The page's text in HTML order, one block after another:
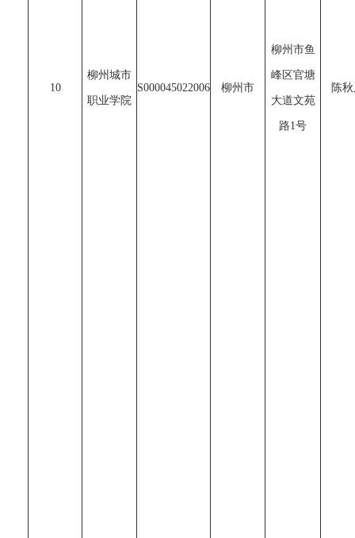
10
柳州城市
职业学院
S000045022006 柳州市
柳州市鱼
峰区官塘
大道文苑
路1号
陈